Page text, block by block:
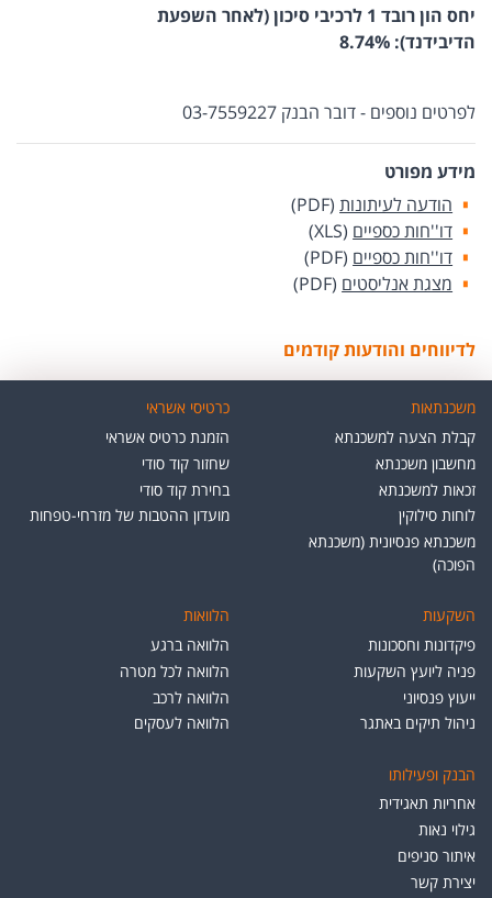
יחס הון רובד 1 לרכיבי סיכון (לאחר השפעת
הדיבידנד): 8.74%
לפרטים נוספים - דובר הבנק 03-7559227
מידע מפורט
הודעה לעיתונות(PDF)
דו''חות כספיים (XLS)
דו''חות כספיים (PDF)
מצגת אנליסטים (PDF)
לדיווחים והודעות קודמים
משכנתאות
קבלת הצעה למשכנתא
מחשבון משכנתא
זכאות למשכנתא
לוחות סילוקין
משכנתא פנסיונית (משכנתא
הפוכה)
כרטיסי אשראי
הזמנת כרטיס אשראי
שחזור קוד סודי
בחירת קוד סודי
מועדון ההטבות של מזרחי-טפחות
השקעות
פיקדונות וחסכונות
פניה ליועץ השקעות
ייעוץ פנסיוני
ניהול תיקים באתגר
הלוואות
הלוואה ברגע
הלוואה לכל מטרה
הלוואה לרכב
הלוואה לעסקים
הבנק ופעילותו
אחריות תאגידית
גילוי נאות
איתור סניפים
יצירת קשר